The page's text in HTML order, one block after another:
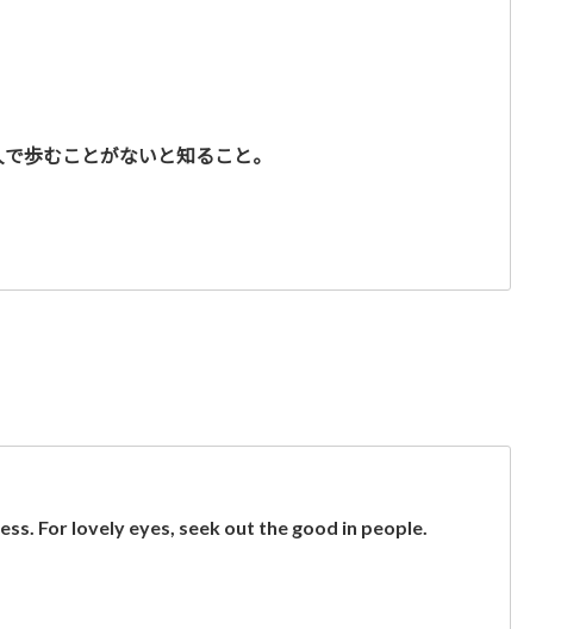
歩むことがないと知ること。
For lovely eyes, seek out the good in people.